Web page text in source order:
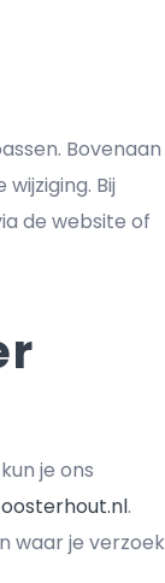
Bovenaan
Bij
de website of
je ons
.
waar je verzoek